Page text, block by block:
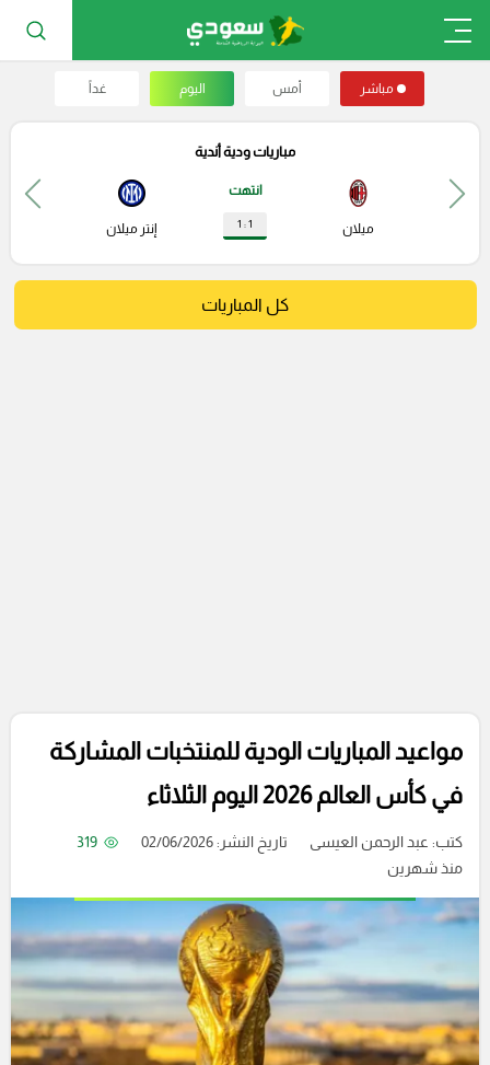
مباشر أمس اليوم غداً
مباريات ودية أندية
ميلان
انتهت
1 : 1 إنتر ميلان
كل المباريات
مواعيد المباريات الودية للمنتخبات المشاركة
في كأس العالم 2026 اليوم الثلاثاء
كتب: عبد الرحمن العيسى تاريخ النشر: 02/06/2026
319
منذ شهرين